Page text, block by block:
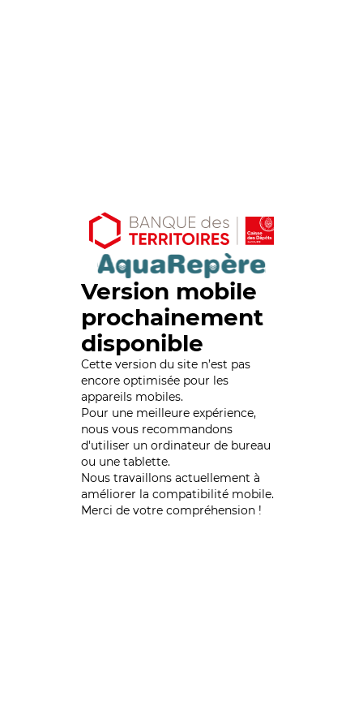
Version mobile
prochainement
disponible
Cette version du site n’est pas
encore optimisée pour les
appareils mobiles.
Pour une meilleure expérience,
nous vous recommandons
d'utiliser un ordinateur de bureau
ou une tablette.
Nous travaillons actuellement à
améliorer la compatibilité mobile.
Merci de votre compréhension !